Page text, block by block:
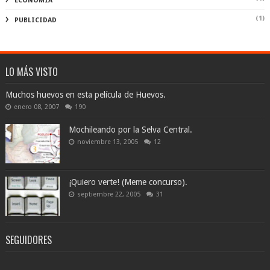
PUBLICIDAD (1)
LO MÁS VISTO
Muchos huevos en esta película de Huevos.
enero 08, 2007 190
Mochileando por la Selva Central.
noviembre 13, 2005 12
¡Quiero verte! (Meme concurso).
septiembre 22, 2005 31
SEGUIDORES